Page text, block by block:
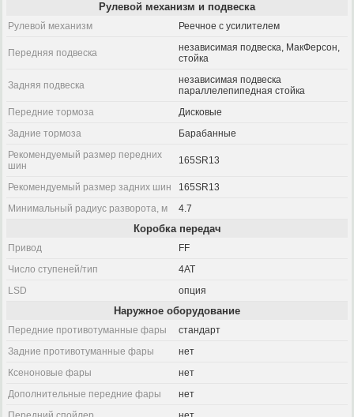
Рулевой механизм и подвеска
Рулевой механизм Реечное с усилителем
Передняя подвеска
независимая подвеска, МакФерсон,
стойка
Задняя подвеска
независимая подвеска
параллелепипедная стойка
Передние тормоза
Дисковые
Задние тормоза
Барабанные
Рекомендуемый размер передних
шин
165SR13
Рекомендуемый размер задних шин
165SR13
Минимальный радиус разворота, м
4.7
Коробка передач
Привод
FF
Число ступеней/тип
4AT
LSD
опция
Наружное оборудование
Передние противотуманные фары
стандарт
Задние противотуманные фары
нет
Ксеноновые фары
нет
Дополнительные передние фары
нет